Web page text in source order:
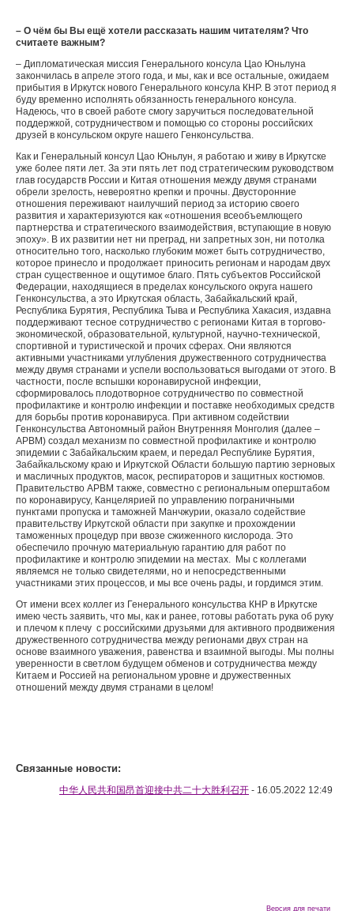
– О чём бы Вы ещё хотели рассказать нашим читателям? Что
считаете важным?
– Дипломатическая миссия Генерального консула Цао Юньлуна
закончилась в апреле этого года, и мы, как и все остальные, ожидаем
прибытия в Иркутск нового Генерального консула КНР. В этот период я
буду временно исполнять обязанность генерального консула.
Надеюсь, что в своей работе смогу заручиться последовательной
поддержкой, сотрудничеством и помощью со стороны российских
друзей в консульском округе нашего Генконсульства.
Как и Генеральный консул Цао Юньлун, я работаю и живу в Иркутске
уже более пяти лет. За эти пять лет под стратегическим руководством
глав государств России и Китая отношения между двумя странами
обрели зрелость, невероятно крепки и прочны. Двусторонние
отношения переживают наилучший период за историю своего
развития и характеризуются как «отношения всеобъемлющего
партнерства и стратегического взаимодействия, вступающие в новую
эпоху». В их развитии нет ни преград, ни запретных зон, ни потолка
относительно того, насколько глубоким может быть сотрудничество,
которое принесло и продолжает приносить регионам и народам двух
стран существенное и ощутимое благо. Пять субъектов Российской
Федерации, находящиеся в пределах консульского округа нашего
Генконсульства, а это Иркутская область, Забайкальский край,
Республика Бурятия, Республика Тыва и Республика Хакасия, издавна
поддерживают тесное сотрудничество с регионами Китая в торгово-
экономической, образовательной, культурной, научно-технической,
спортивной и туристической и прочих сферах. Они являются
активными участниками углубления дружественного сотрудничества
между двумя странами и успели воспользоваться выгодами от этого. В
частности, после вспышки коронавирусной инфекции,
сформировалось плодотворное сотрудничество по совместной
профилактике и контролю инфекции и поставке необходимых средств
для борьбы против коронавируса. При активном содействии
Генконсульства Автономный район Внутренняя Монголия (далее –
АРВМ) создал механизм по совместной профилактике и контролю
эпидемии с Забайкальским краем, и передал Республике Бурятия,
Забайкальскому краю и Иркутской Области большую партию зерновых
и масличных продуктов, масок, респираторов и защитных костюмов.
Правительство АРВМ также, совместно с региональным оперштабом
по коронавирусу, Канцелярией по управлению пограничными
пунктами пропуска и таможней Манчжурии, оказало содействие
правительству Иркутской области при закупке и прохождении
таможенных процедур при ввозе сжиженного кислорода. Это
обеспечило прочную материальную гарантию для работ по
профилактике и контролю эпидемии на местах. Мы с коллегами
являемся не только свидетелями, но и непосредственными
участниками этих процессов, и мы все очень рады, и гордимся этим.
От имени всех коллег из Генерального консульства КНР в Иркутске
имею честь заявить, что мы, как и ранее, готовы работать рука об руку
и плечом к плечу с российскими друзьями для активного продвижения
дружественного сотрудничества между регионами двух стран на
основе взаимного уважения, равенства и взаимной выгоды. Мы полны
уверенности в светлом будущем обменов и сотрудничества между
Китаем и Россией на региональном уровне и дружественных
отношений между двумя странами в целом!
Связанные новости:
中华人民共和国昂首迎接中共二十大胜利召开 - 16.05.2022 12:49
Версия для печати